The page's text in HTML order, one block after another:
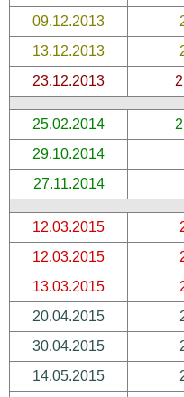
09.12.2013
13.12.2013
23.12.2013
25.02.2014
29.10.2014
27.11.2014
12.03.2015
12.03.2015
13.03.2015
20.04.2015
30.04.2015
14.05.2015